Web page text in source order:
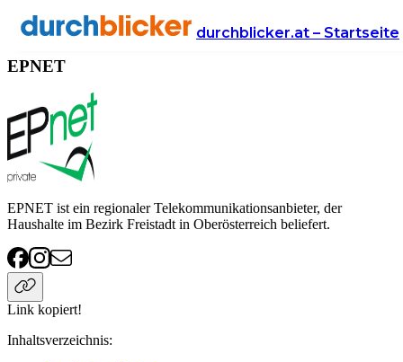
durchblicker.at – Startseite
Anbieter Handy & Internet EPNET
EPNET
EPNET ist ein regionaler Telekommunikationsanbieter, der
Haushalte im Bezirk Freistadt in Oberösterreich beliefert.
Link kopiert!
Inhaltsverzeichnis: